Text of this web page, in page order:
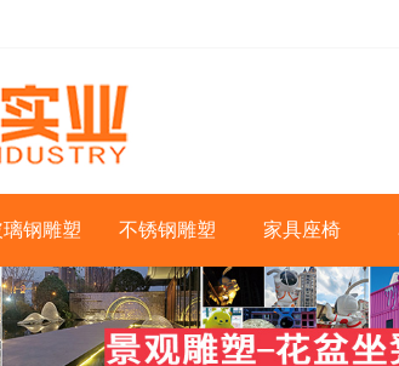
璃钢雕塑 不锈钢雕塑 家具座椅